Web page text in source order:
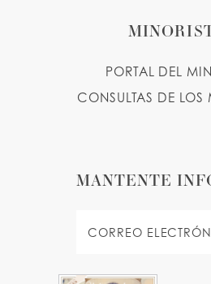
PORTAL DEL
CONSULTAS DE LOS
MANTENTE